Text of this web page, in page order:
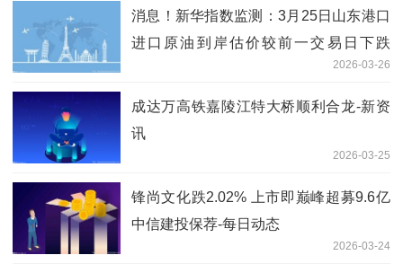
消息！新华指数监测：3月25日山东港口
进口原油到岸估价较前一交易日下跌
2026-03-26
成达万高铁嘉陵江特大桥顺利合龙-新资
讯
2026-03-25
锋尚文化跌2.02% 上市即巅峰超募9.6亿
中信建投保荐-每日动态
2026-03-24